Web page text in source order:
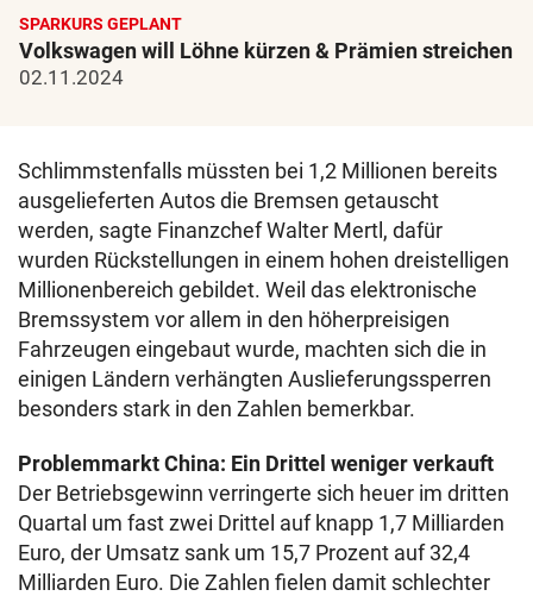
SPARKURS GEPLANT
Volkswagen will Löhne kürzen & Prämien streichen
02.11.2024
Schlimmstenfalls müssten bei 1,2 Millionen bereits
ausgelieferten Autos die Bremsen getauscht
werden, sagte Finanzchef Walter Mertl, dafür
wurden Rückstellungen in einem hohen dreistelligen
Millionenbereich gebildet. Weil das elektronische
Bremssystem vor allem in den höherpreisigen
Fahrzeugen eingebaut wurde, machten sich die in
einigen Ländern verhängten Auslieferungssperren
besonders stark in den Zahlen bemerkbar.
Problemmarkt China: Ein Drittel weniger verkauft
Der Betriebsgewinn verringerte sich heuer im dritten
Quartal um fast zwei Drittel auf knapp 1,7 Milliarden
Euro, der Umsatz sank um 15,7 Prozent auf 32,4
Milliarden Euro. Die Zahlen fielen damit schlechter